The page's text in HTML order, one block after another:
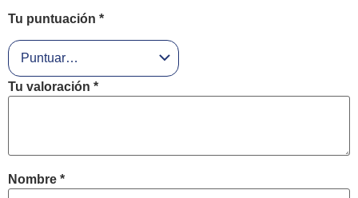
Tu puntuación *
Tu valoración *
Nombre *